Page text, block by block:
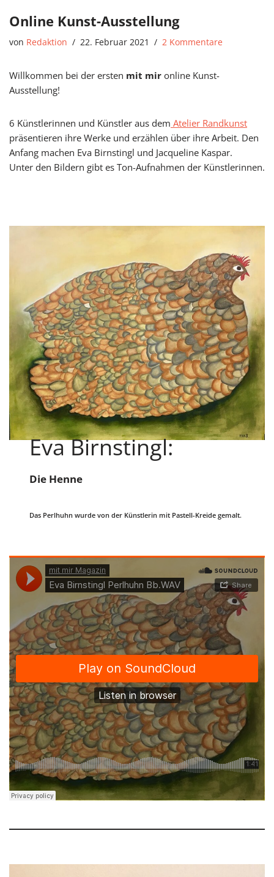
Online Kunst-Ausstellung
von Redaktion 22. Februar 2021 2 Kommentare
Willkommen bei der ersten mit mir online Kunst-
Ausstellung!
6 Künstlerinnen und Künstler aus dem Atelier Randkunst
präsentieren ihre Werke und erzählen über ihre Arbeit. Den
Anfang machen Eva Birnstingl und Jacqueline Kaspar.
Unter den Bildern gibt es Ton-Aufnahmen der Künstlerinnen.
Eva Birnstingl:
Die Henne
Das Perlhuhn wurde von der Künstlerin mit Pastell-Kreide gemalt.